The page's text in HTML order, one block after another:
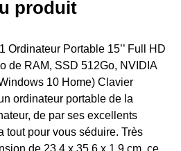
produit
Ordinateur Portable 15’’ Full HD
de RAM, SSD 512Go, NVIDIA
10 Home) Clavier
ordinateur portable de la
de par ses excellents
tout pour vous séduire. Très